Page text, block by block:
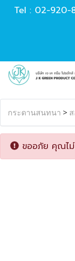
Tel : 02-920-
กระดานสนทนา >
ขออภัย คุณไม่